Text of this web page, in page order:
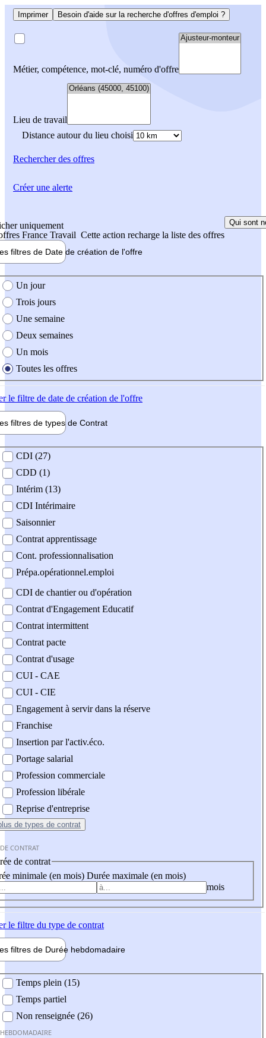
Imprimer Besoin d'aide sur la recherche d'offres d'emploi ?
Métier, compétence, mot-clé, numéro d'offre
Lieu de travail
Distance autour du lieu choisi
Rechercherdes offres
uniquement
France Travail Cette action recharge la liste des offres
Qui sont
filtres de Date de création de l'offre
création de l'offre
Un jour
Trois jours
Une semaine
Deux semaines
Un mois
Toutes les offres
le filtre de date de création de l'offre
filtres de types de Contrat
contrat
CDI (27)
CDD (1)
Intérim (13)
CDI Intérimaire
Saisonnier
Contrat apprentissage
Cont. professionnalisation
Prépa.opérationnel.emploi
CDI de chantier ou d'opération
Contrat d'Engagement Educatif
Contrat intermittent
Contrat pacte
Contrat d'usage
CUI - CAE
CUI - CIE
Engagement à servir dans la réserve
Franchise
Insertion par l'activ.éco.
Portage salarial
Profession commerciale
Profession libérale
Reprise d'entreprise
de types de contrat
CONTRAT
de contrat
minimale (en mois) Durée maximale (en mois)
mois
le filtre du type de contrat
filtres de Durée hebdomadaire
Temps plein (15)
Temps partiel
Non renseignée (26)
Créer une alerte